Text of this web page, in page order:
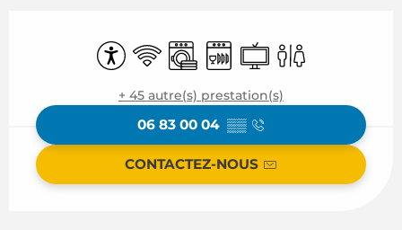
Accessibilité
WiFi Lave lingeLave vaisselle
TélévisionToilettes
+ 45 autre(s) prestation(s)
06 83 00 04 ▒▒
CONTACTEZ-NOUS